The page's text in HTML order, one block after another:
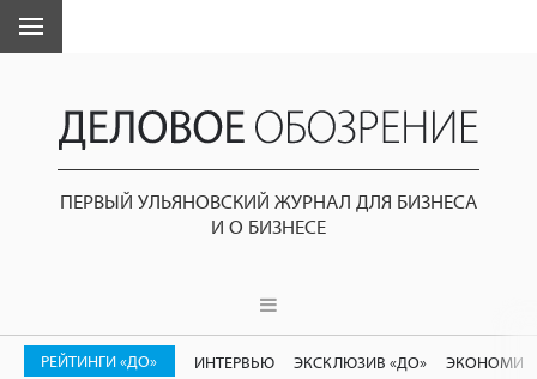
ПЕРВЫЙ УЛЬЯНОВСКИЙ ЖУРНАЛ ДЛЯ БИЗНЕСА
И О БИЗНЕСЕ
РЕЙТИНГИ «ДО» ИНТЕРВЬЮ ЭКСКЛЮЗИВ «ДО»